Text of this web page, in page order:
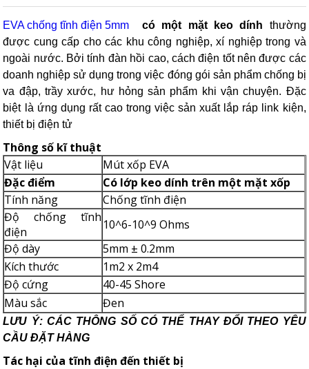
EVA chống tĩnh điện 5mm có một mặt keo dính thường
được cung cấp cho các khu công nghiệp, xí nghiệp trong và
ngoài nước. Bởi tính đàn hồi cao, cách điện tốt nên được các
doanh nghiệp sử dụng trong việc đóng gói sản phẩm chống bị
va đập, trầy xước, hư hỏng sản phẩm khi vận chuyện. Đặc
biệt là ứng dụng rất cao trong việc sản xuất lắp ráp link kiện,
thiết bị điện tử
Thông số kĩ thuật
Vật liệu
Mút xốp EVA
Đặc điểm
Có lớp keo dính trên một mặt xốp
Tính năng
Chống tĩnh điện
Độ chống tĩnh
điện
10^6-10^9 Ohms
Độ dày
5mm ± 0.2mm
Kích thước
1m2 x 2m4
Độ cứng
40-45 Shore
Màu sắc
Đen
LƯU Ý: CÁC THÔNG SỐ CÓ THỂ THAY ĐỔI THEO YÊU
CẦU ĐẶT HÀNG
Tác hại của tĩnh điện đến thiết bị